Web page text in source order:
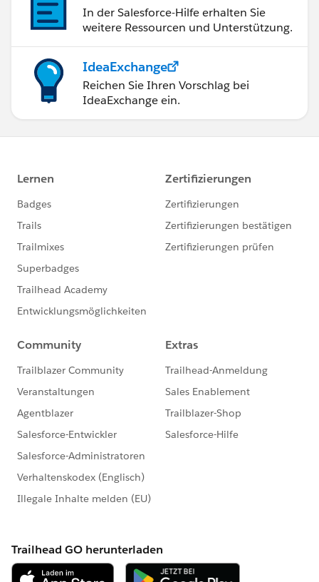
In der Salesforce-Hilfe erhalten Sie
weitere Ressourcen und Unterstützung.
IdeaExchange
Reichen Sie Ihren Vorschlag bei
IdeaExchange ein.